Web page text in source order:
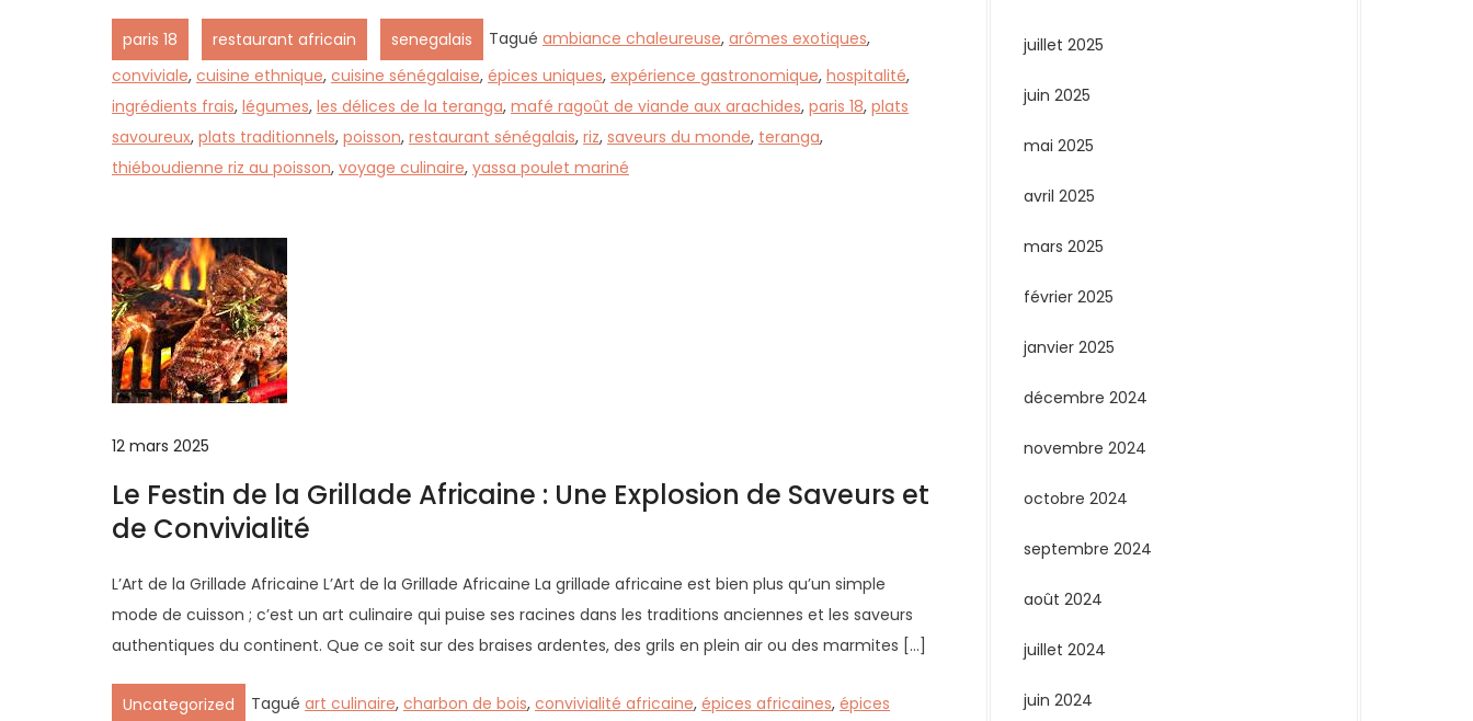
paris 18 restaurant africain senegalais Tagué ambiance chaleureuse, arômes exotiques,
conviviale, cuisine ethnique, cuisine sénégalaise, épices uniques, expérience gastronomique, hospitalité,
ingrédients frais, légumes, les délices de la teranga, mafé ragoût de viande aux arachides, paris 18, plats
savoureux, plats traditionnels, poisson, restaurant sénégalais, riz, saveurs du monde, teranga,
thiéboudienne riz au poisson, voyage culinaire, yassa poulet mariné
12 mars 2025
Le Festin de la Grillade Africaine : Une Explosion de Saveurs et
de Convivialité
L’Art de la Grillade Africaine L’Art de la Grillade Africaine La grillade africaine est bien plus qu’un simple
mode de cuisson ; c’est un art culinaire qui puise ses racines dans les traditions anciennes et les saveurs
authentiques du continent. Que ce soit sur des braises ardentes, des grils en plein air ou des marmites […]
Uncategorized Tagué art culinaire, charbon de bois, convivialité africaine, épices africaines, épices
juillet 2025
juin 2025
mai 2025
avril 2025
mars 2025
février 2025
janvier 2025
décembre 2024
novembre 2024
octobre 2024
septembre 2024
août 2024
juillet 2024
juin 2024